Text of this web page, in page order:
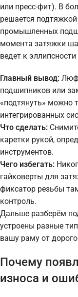
или пресс-фит). В
решается
промышленных
момента затяжки
ведет к
Главный вывод:
подшипников или
«подтянуть» можно
интегрированных
Что сделать:
каретки рукой,
инструментов.
Чего избегать:
гайковерты для
фиксатор резьбы
контроль.
Дальше разберём
устроены разные
вашу раму от
Почему
износа и